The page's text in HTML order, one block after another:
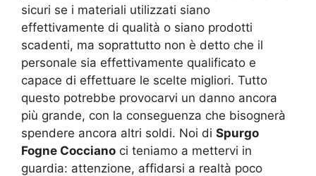
sicuri se i materiali utilizzati siano
effettivamente di qualità o siano prodotti
scadenti, ma soprattutto non è detto che il
personale sia effettivamente qualificato e
capace di effettuare le scelte migliori. Tutto
questo potrebbe provocarvi un danno ancora
più grande, con la conseguenza che bisognerà
spendere ancora altri soldi. Noi di Spurgo
Fogne Cocciano ci teniamo a mettervi in
guardia: attenzione, affidarsi a realtà poco